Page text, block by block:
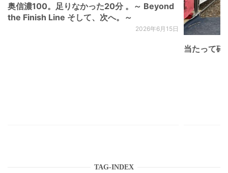
奥信濃100。足りなかった20分 。～ Beyond
the Finish Line そして、次へ。～
2026年6月15日
当たって砕
TAG-INDEX